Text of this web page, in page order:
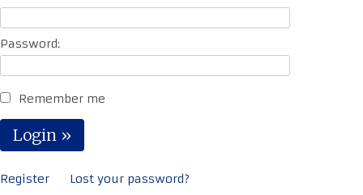
Password:
Remember me
Register Lost your password?